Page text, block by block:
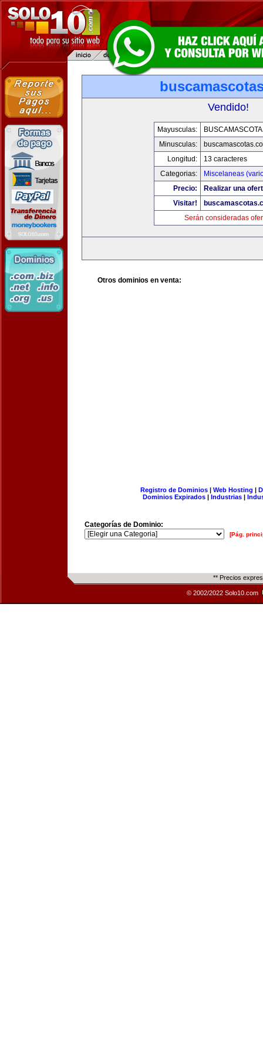
Vendido!
Mayusculas:
Minusculas:
Longitud:
13 caracteres
Categorias:
Miscelaneas
Precio:
Realizar una
Visitar!
Serán consideradas
Otros dominios en venta:
Registro de Dominios| Web Hosting |
Dominios Expirados | Industrias |
Categorías de Dominio:
[Pág.
** Precios
© 2002/2022 Solo10.com